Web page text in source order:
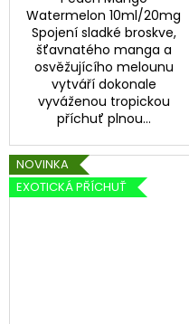
Watermelon 10ml/20mg
Spojení sladké broskve,
šťavnatého manga a
osvěžujícího melounu
vytváří dokonale
vyváženou tropickou
příchuť plnou...
NOVINKA
EXOTICKÁ PŘÍCHUŤ